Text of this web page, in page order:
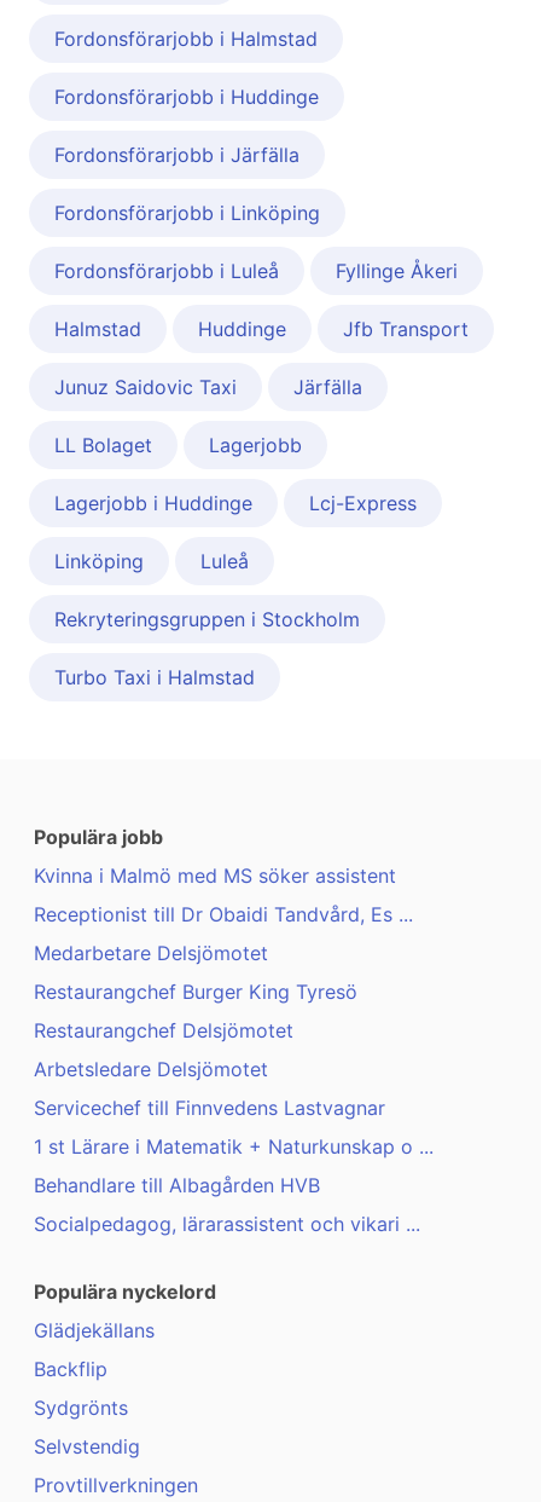
Fordonsförarjobb i Halmstad
Fordonsförarjobb i Huddinge
Fordonsförarjobb i Järfälla
Fordonsförarjobb i Linköping
Fordonsförarjobb i Luleå Fyllinge Åkeri
Halmstad Huddinge Jfb Transport
Junuz Saidovic Taxi Järfälla
LL Bolaget Lagerjobb
Lagerjobb i Huddinge Lcj-Express
Linköping Luleå
Rekryteringsgruppen i Stockholm
Turbo Taxi i Halmstad
Populära jobb
Kvinna i Malmö med MS söker assistent
Receptionist till Dr Obaidi Tandvård, Es ...
Medarbetare Delsjömotet
Restaurangchef Burger King Tyresö
Restaurangchef Delsjömotet
Arbetsledare Delsjömotet
Servicechef till Finnvedens Lastvagnar
1 st Lärare i Matematik + Naturkunskap o ...
Behandlare till Albagården HVB
Socialpedagog, lärarassistent och vikari ...
Populära nyckelord
Glädjekällans
Backflip
Sydgrönts
Selvstendig
Provtillverkningen